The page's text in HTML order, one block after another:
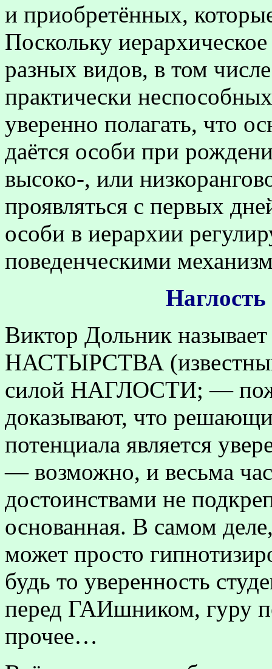
и приобретённых,
Поскольку
разных видов, в том
практически
уверенно полагать, что
даётся особи при
высоко-, или
проявляться с первых
особи в иерархии
поведенческими
Наглость
Виктор Дольник
НАСТЫРСТВА
силой НАГЛОСТИ; —
доказывают, что
потенциала является
— возможно, и весьма
достоинствами не
основанная. В самом
может просто
будь то уверенность
перед ГАИшником, гуру
прочее…